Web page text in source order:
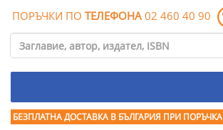
ПОРЪЧКИ ПО ТЕЛЕФОНА 02 460 40 90
БЕЗПЛАТНА ДОСТАВКА В БЪЛГАРИЯ ПРИ ПОРЪЧКА